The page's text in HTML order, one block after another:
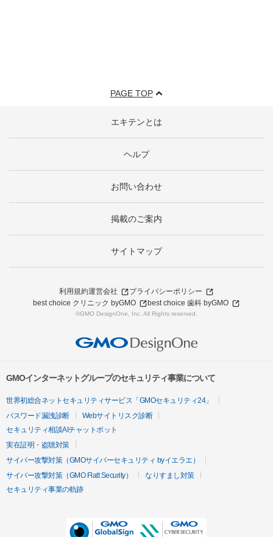
PAGE TOP
エキテンとは
ヘルプ
お問い合わせ
掲載のご案内
サイトマップ
利用規約運営会社
プライバシーポリシー
best choice クリニック byGMO
best choice 歯科 byGMO
©GMO DesignOne, Inc. All Rights reserved.
GMOインターネットグループのセキュリティ事業について
世界初総合ネットセキュリティサービス「GMOセキュリティ24」
パスワード漏洩診断
Webサイトリスク診断
セキュリティ相談AIチャットボット
実在証明・盗聴対策
サイバー攻撃対策（GMOサイバーセキュリティ byイエラエ）
サイバー攻撃対策（GMO Flatt Security）
なりすまし対策
セキュリティ事業の軌跡